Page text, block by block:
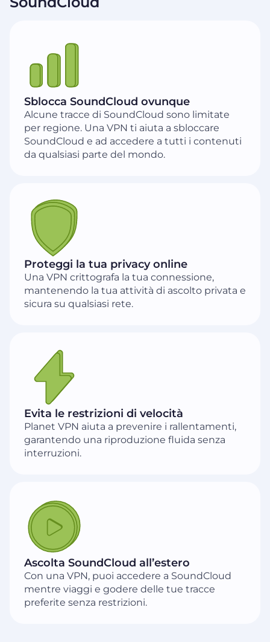
Sblocca SoundCloud ovunque
Alcune tracce di SoundCloud sono limitate
per regione. Una VPN ti aiuta a sbloccare
SoundCloud e ad accedere a tutti i contenuti
da qualsiasi parte del mondo.
Proteggi la tua privacy online
Una VPN crittografa la tua connessione,
mantenendo la tua attività di ascolto privata e
sicura su qualsiasi rete.
Evita le restrizioni di velocità
Planet VPN aiuta a prevenire i rallentamenti,
garantendo una riproduzione fluida senza
interruzioni.
Ascolta SoundCloud all’estero
Con una VPN, puoi accedere a SoundCloud
mentre viaggi e godere delle tue tracce
preferite senza restrizioni.